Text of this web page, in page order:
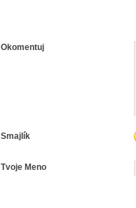
Okomentuj
Smajlík
Tvoje Meno